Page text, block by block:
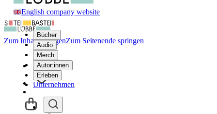
English company website
Bücher
Audio
Merch
Autor:innen
Erleben
Unternehmen
Zum Inhalt springenZum Seitenende springen